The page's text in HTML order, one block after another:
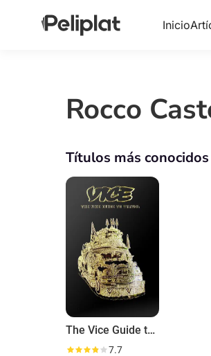
Inicio
Rocco
Títulos más conocidos
The Vice Guide to Travel
7.7